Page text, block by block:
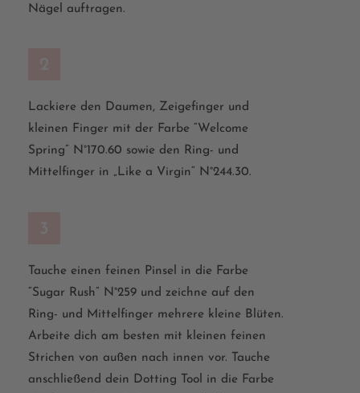
Nägel auftragen.
Lackiere den Daumen, Zeigefinger und
kleinen Finger mit der Farbe “Welcome
Spring” N°170.60 sowie den Ring- und
Mittelfinger in „Like a Virgin“ N°244.30.
Tauche einen feinen Pinsel in die Farbe
“Sugar Rush” N°259 und zeichne auf den
Ring- und Mittelfinger mehrere kleine Blüten.
Arbeite dich am besten mit kleinen feinen
Strichen von außen nach innen vor. Tauche
anschließend dein Dotting Tool in die Farbe